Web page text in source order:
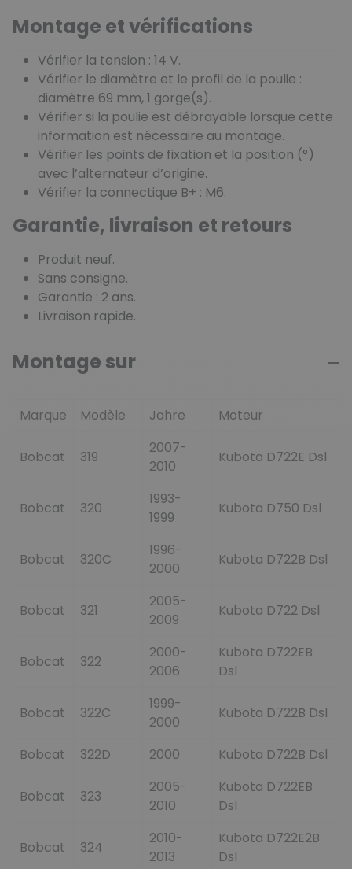
Montage et vérifications
Vérifier la tension : 14 V.
Vérifier le diamètre et le profil de la poulie :
diamètre 69 mm, 1 gorge(s).
Vérifier si la poulie est débrayable lorsque cette
information est nécessaire au montage.
Vérifier les points de fixation et la position (°)
avec l’alternateur d’origine.
Vérifier la connectique B+ : M6.
Garantie, livraison et retours
Produit neuf.
Sans consigne.
Garantie : 2 ans.
Livraison rapide.
Montage sur
Marque Modèle Jahre Moteur
Bobcat 319
2007-
2010
Kubota D722E Dsl
Bobcat 320
1993-
1999
Kubota D750 Dsl
Bobcat 320C
1996-
2000
Kubota D722B Dsl
Bobcat 321
2005-
2009
Kubota D722 Dsl
Bobcat 322
2000-
2006
Kubota D722EB
Dsl
Bobcat 322C
1999-
2000
Kubota D722B Dsl
Bobcat 322D 2000 Kubota D722B Dsl
Bobcat 323
2005-
2010
Kubota D722EB
Dsl
Bobcat 324
2010-
2013
Kubota D722E2B
Dsl